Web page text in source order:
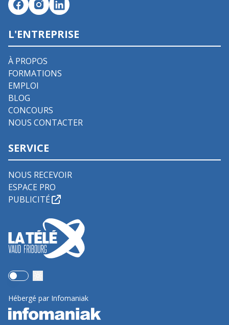
L'ENTREPRISE
À PROPOS
FORMATIONS
EMPLOI
BLOG
CONCOURS
NOUS CONTACTER
SERVICE
NOUS RECEVOIR
ESPACE PRO
PUBLICITÉ
Use setting
Hébergé par Infomaniak